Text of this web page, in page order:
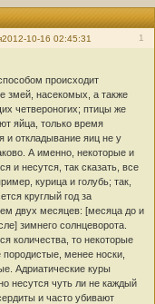
1
2012-10-16 02:45:31
происходит
змей, насекомых, а также
четвероногих; птицы же
яйца, только время
и откладывание яиц не у
А именно, некоторые и
и несутся, так сказать, все
курица и голубь; так,
круглый год за
двух месяцев: [месяца до и
зимнего солнцеворота.
количества, то некоторые
менее носки,
Адриатические куры
несутся чуть ли не каждый
и часто убивают